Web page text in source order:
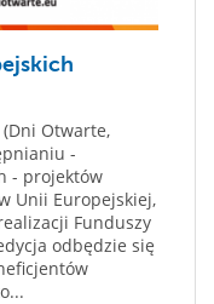
Otwarte,
-
- projektów
Unii Europejskiej,
Funduszy
odbędzie się